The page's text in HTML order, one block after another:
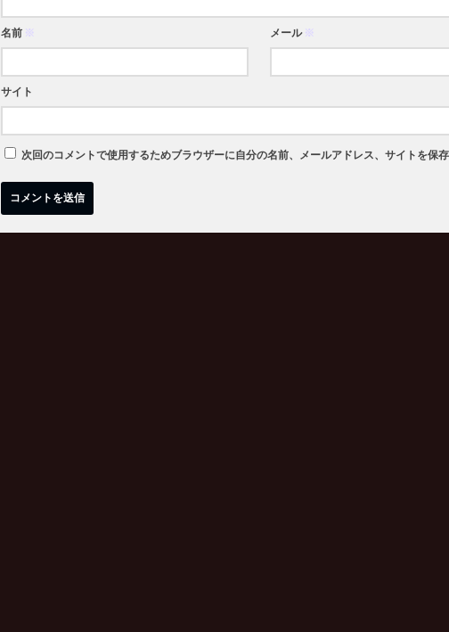
名前 ※ メール ※
サイト
次回のコメントで使用するためブラウザーに自分の名前、メールアドレス、サイトを保存